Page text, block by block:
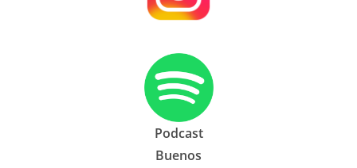
Podcast
Buenos